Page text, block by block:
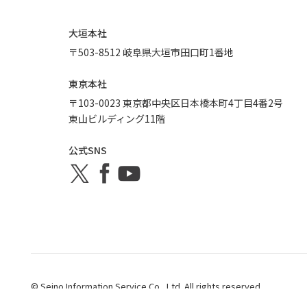
大垣本社
〒503-8512 岐阜県大垣市田口町1番地
東京本社
〒103-0023 東京都中央区日本橋本町4丁目4番2号
東山ビルディング11階
公式SNS
© Seino Information Service Co., Ltd. All rights reserved.